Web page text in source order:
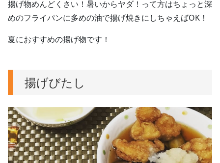
揚げ物めんどくさい！暑いからヤダ！って方はちょっと深
めのフライパンに多めの油で揚げ焼きにしちゃえばOK！
夏におすすめの揚げ物です！
揚げびたし